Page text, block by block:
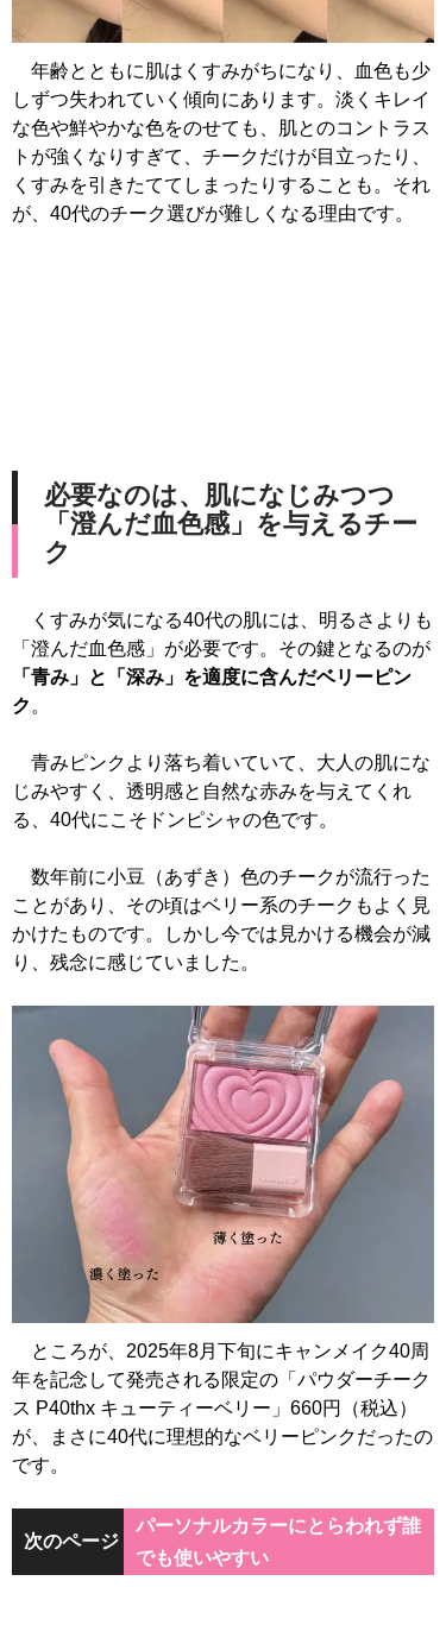
年齢とともに肌はくすみがちになり、血色も少
しずつ失われていく傾向にあります。淡くキレイ
な色や鮮やかな色をのせても、肌とのコントラス
トが強くなりすぎて、チークだけが目立ったり、
くすみを引きたててしまったりすることも。それ
が、40代のチーク選びが難しくなる理由です。
必要なのは、肌になじみつつ
「澄んだ血色感」を与えるチー
ク
くすみが気になる40代の肌には、明るさよりも
「澄んだ血色感」が必要です。その鍵となるのが
「青み」と「深み」を適度に含んだベリーピン
ク 。
青みピンクより落ち着いていて、大人の肌にな
じみやすく、透明感と自然な赤みを与えてくれ
る、40代にこそドンピシャの色です。
数年前に小豆（あずき）色のチークが流行った
ことがあり、その頃はベリー系のチークもよく見
かけたものです。しかし今では見かける機会が減
り、残念に感じていました。
ところが、2025年8月下旬にキャンメイク40周
年を記念して発売される限定の「パウダーチーク
ス P40thx キューティーベリー」660円（税込）
が、まさに40代に理想的なベリーピンクだったの
です。
次のページ
パーソナルカラーにとらわれず誰
でも使いやすい